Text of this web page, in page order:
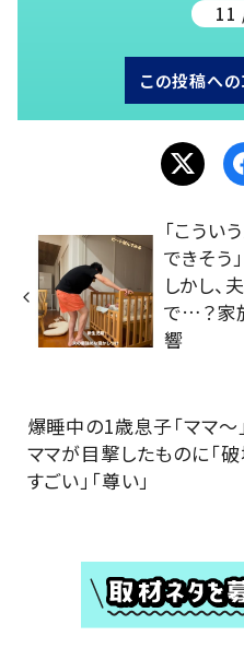
11
この投稿への
「こうい
できそ
しかし、
で…？家
響
爆睡中の1歳息子「ママ～
ママが目撃したものに「
すごい」「尊い」